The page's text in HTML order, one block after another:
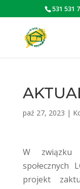
Otwórz pasek narzędzi
531 531
paź 27, 2023 |
W związku
społecznych
projekt